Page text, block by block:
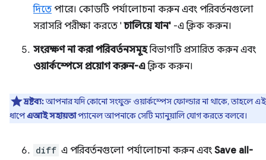
দিতে পারে। কোডটি পর্যালোচনা করুন এবং পরিবর্তনগুলো
সরাসরি পরীক্ষা করতে 'চালিয়ে যান' -এ ক্লিক করুন।
সংরক্ষণ না করা পরিবর্তনসমূহবিভাগটি প্রসারিত করুন এবং
ওয়ার্কস্পেসে প্রয়োগ করুন-এক্লিক করুন।
দ্রষ্টব্য:আপনার যদি কোনো সংযুক্ত ওয়ার্কস্পেস ফোল্ডার না থাকে, তাহলে এই
ধাপেএআই সহায়তাপ্যানেল আপনাকে সেটি ম্যানুয়ালি যোগ করতে বলবে।
diff এ পরিবর্তনগুলো পর্যালোচনা করুন এবং Save all-